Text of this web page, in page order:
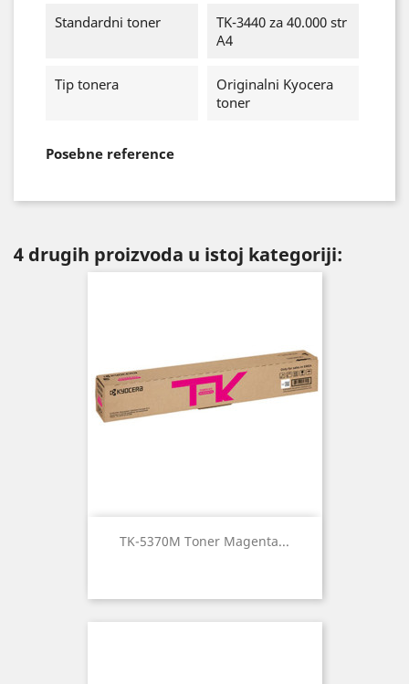
Standardni toner
TK-3440 za 40.000 str
A4
Tip tonera
Originalni Kyocera
toner
Posebne reference
4 drugih proizvoda u istoj kategoriji:
TK-5370M Toner Magenta...